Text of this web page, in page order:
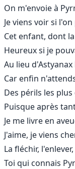
On m'envoie à
Je viens voir si
Cet enfant, dont
Heureux si je
Au lieu
Car enfin
Des périls les
Puisque après
Je me livre en
J'aime, je viens
La fléchir,
Toi qui connais